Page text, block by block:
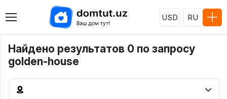
USD RU
Найдено результатов 0 по запросу
golden-house